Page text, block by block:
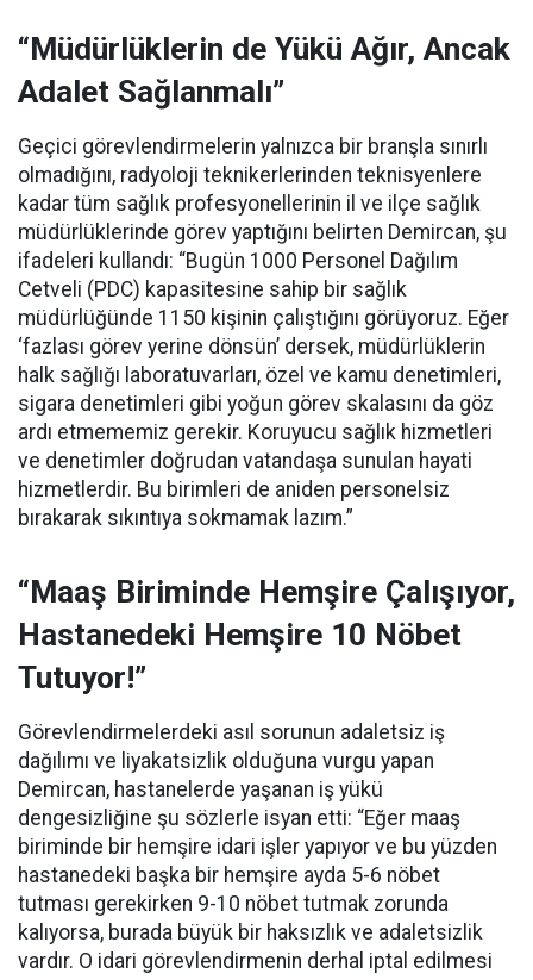
“Müdürlüklerin de Yükü Ağır, Ancak
Adalet Sağlanmalı”
Geçici görevlendirmelerin yalnızca bir branşla sınırlı
olmadığını, radyoloji teknikerlerinden teknisyenlere
kadar tüm sağlık profesyonellerinin il ve ilçe sağlık
müdürlüklerinde görev yaptığını belirten Demircan, şu
ifadeleri kullandı: “Bugün 1000 Personel Dağılım
Cetveli (PDC) kapasitesine sahip bir sağlık
müdürlüğünde 1150 kişinin çalıştığını görüyoruz. Eğer
‘fazlası görev yerine dönsün’ dersek, müdürlüklerin
halk sağlığı laboratuvarları, özel ve kamu denetimleri,
sigara denetimleri gibi yoğun görev skalasını da göz
ardı etmememiz gerekir. Koruyucu sağlık hizmetleri
ve denetimler doğrudan vatandaşa sunulan hayati
hizmetlerdir. Bu birimleri de aniden personelsiz
bırakarak sıkıntıya sokmamak lazım.”
“Maaş Biriminde Hemşire Çalışıyor,
Hastanedeki Hemşire 10 Nöbet
Tutuyor!”
Görevlendirmelerdeki asıl sorunun adaletsiz iş
dağılımı ve liyakatsizlik olduğuna vurgu yapan
Demircan, hastanelerde yaşanan iş yükü
dengesizliğine şu sözlerle isyan etti: “Eğer maaş
biriminde bir hemşire idari işler yapıyor ve bu yüzden
hastanedeki başka bir hemşire ayda 5-6 nöbet
tutması gerekirken 9-10 nöbet tutmak zorunda
kalıyorsa, burada büyük bir haksızlık ve adaletsizlik
vardır. O idari görevlendirmenin derhal iptal edilmesi